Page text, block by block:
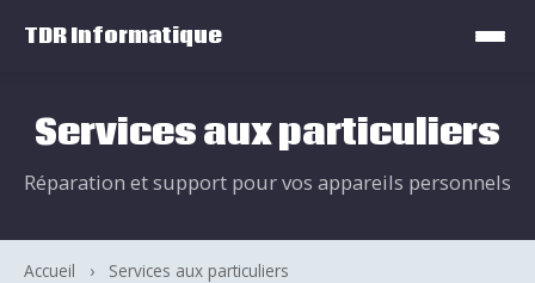
TDR Informatique
Services aux particuliers
Réparation et support pour vos appareils personnels
Accueil › Services aux particuliers